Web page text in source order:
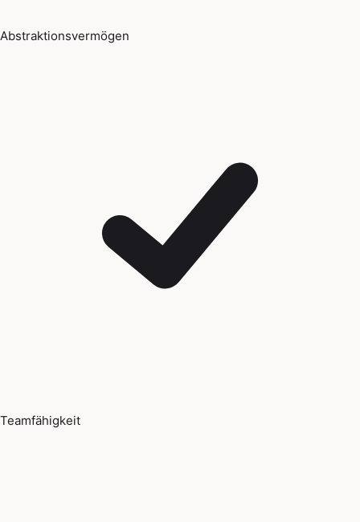
Abstraktionsvermögen
Teamfähigkeit